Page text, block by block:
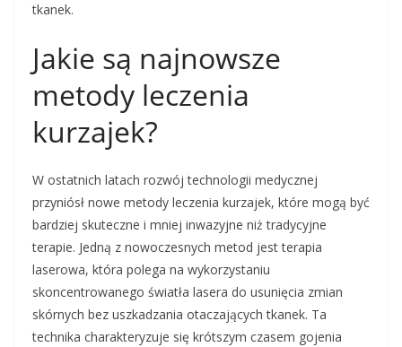
tkanek.
Jakie są najnowsze
metody leczenia
kurzajek?
W ostatnich latach rozwój technologii medycznej
przyniósł nowe metody leczenia kurzajek, które mogą być
bardziej skuteczne i mniej inwazyjne niż tradycyjne
terapie. Jedną z nowoczesnych metod jest terapia
laserowa, która polega na wykorzystaniu
skoncentrowanego światła lasera do usunięcia zmian
skórnych bez uszkadzania otaczających tkanek. Ta
technika charakteryzuje się krótszym czasem gojenia